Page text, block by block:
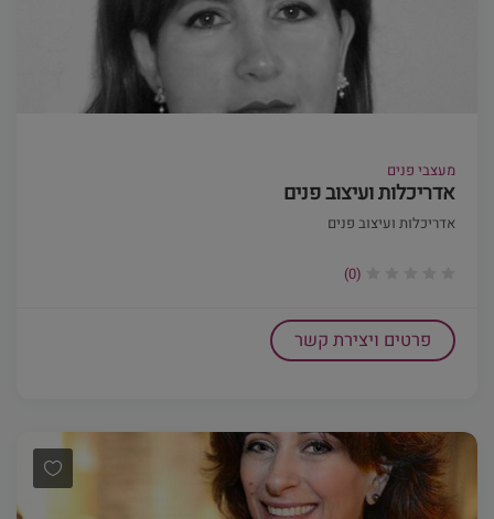
מעצבי פנים
אדריכלות ועיצוב פנים
אדריכלות ועיצוב פנים
(0)
פרטים ויצירת קשר